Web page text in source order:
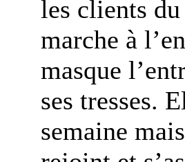
les clients
marche à
masque
ses tresses.
semaine